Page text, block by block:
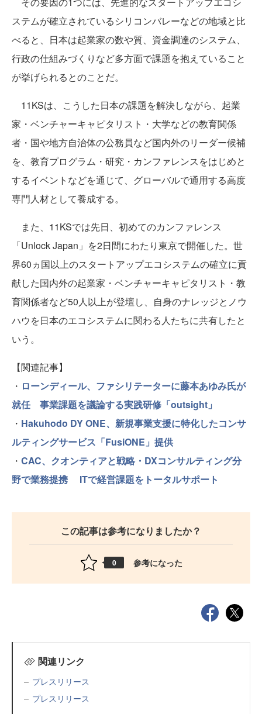
ステムが確立されているシリコンバレーなどの地域と比
べると、日本は起業家の数や質、資金調達のシステム、
行政の仕組みづくりなど多方面で課題を抱えていること
が挙げられるとのことだ。
11KSは、こうした日本の課題を解決しながら、起業
家・ベンチャーキャピタリスト・大学などの教育関係
者・国や地方自治体の公務員など国内外のリーダー候補
を、教育プログラム・研究・カンファレンスをはじめと
するイベントなどを通じて、グローバルで通用する高度
専門人材として養成する。
また、11KSでは先日、初めてのカンファレンス
「Unlock Japan」を2日間にわたり東京で開催した。世
界60ヵ国以上のスタートアップエコシステムの確立に貢
献した国内外の起業家・ベンチャーキャピタリスト・教
育関係者など50人以上が登壇し、自身のナレッジとノウ
ハウを日本のエコシステムに関わる人たちに共有したと
いう。
【関連記事】
・ ローンディール、ファシリテーターに藤本あゆみ氏が
就任 事業課題を議論する実践研修「outsight」
・ Hakuhodo DY ONE、新規事業支援に特化したコンサ
ルティングサービス「FusiONE」提供
・ CAC、クオンティアと戦略・DXコンサルティング分
野で業務提携 ITで経営課題をトータルサポート
この記事は参考になりましたか？
0 参考になった
関連リンク
プレスリリース
プレスリリース